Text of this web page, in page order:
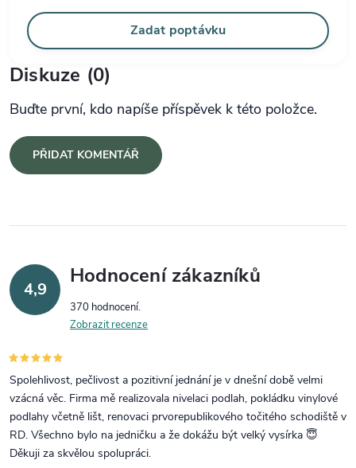
Zadat poptávku
Diskuze (0)
Buďte první, kdo napíše příspěvek k této položce.
PŘIDAT KOMENTÁŘ
4,9
Hodnocení zákazníků
370 hodnocení
Zobrazit recenze
Spolehlivost, pečlivost a pozitivní jednání je v dnešní době velmi
vzácná věc. Firma mě realizovala nivelaci podlah, pokládku vinylové
podlahy včetně lišt, renovaci prvorepublikového točitého schodiště v
RD. Všechno bylo na jedničku a že dokážu být velký vysírka 😇
Děkuji za skvělou spolupráci.